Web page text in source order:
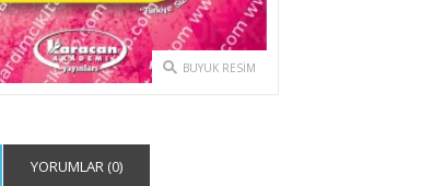
BUYUK RESIM
YORUMLAR (0)